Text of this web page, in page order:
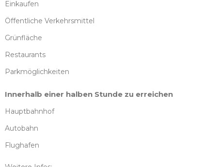
Einkaufen
Öffentliche Verkehrsmittel
Grünfläche
Restaurants
Parkmöglichkeiten
Innerhalb einer halben Stunde zu erreichen
Hauptbahnhof
Autobahn
Flughafen